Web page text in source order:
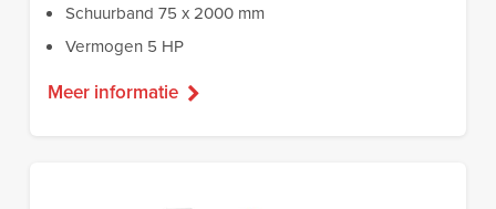
Schuurband 75 x 2000 mm
Vermogen 5 HP
Meer informatie